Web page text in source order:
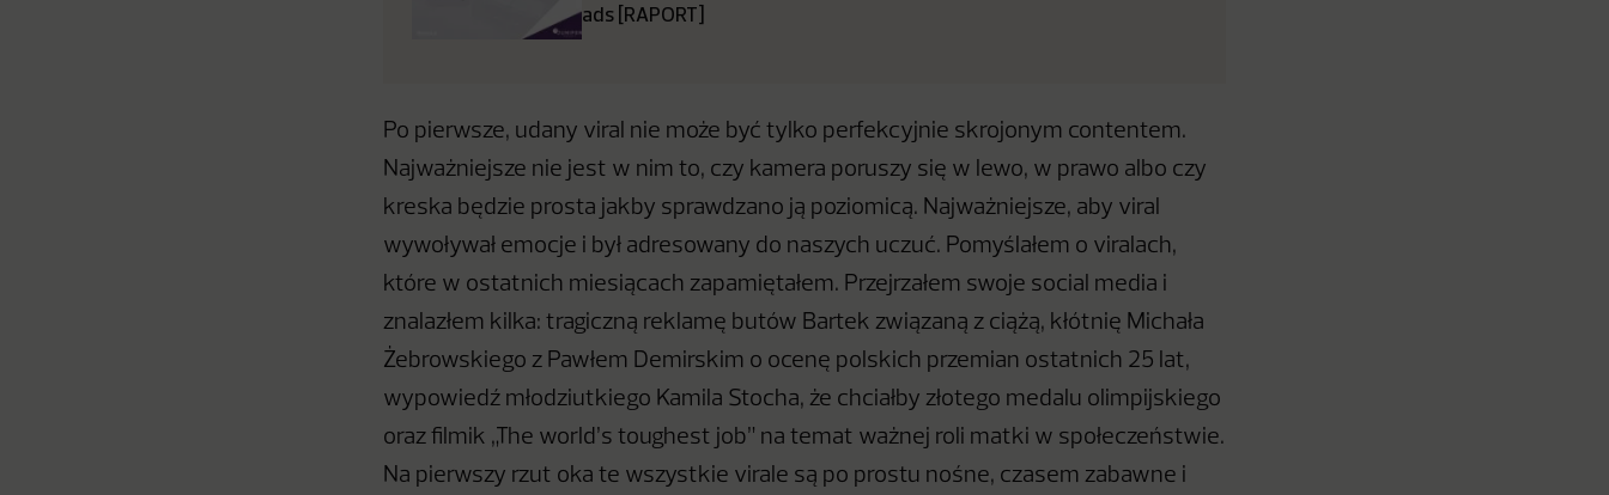
ads [RAPORT]
Po pierwsze, udany viral nie może być tylko perfekcyjnie skrojonym contentem.
Najważniejsze nie jest w nim to, czy kamera poruszy się w lewo, w prawo albo czy
kreska będzie prosta jakby sprawdzano ją poziomicą. Najważniejsze, aby viral
wywoływał emocje i był adresowany do naszych uczuć. Pomyślałem o viralach,
które w ostatnich miesiącach zapamiętałem. Przejrzałem swoje social media i
znalazłem kilka: tragiczną reklamę butów Bartek związaną z ciążą, kłótnię Michała
Żebrowskiego z Pawłem Demirskim o ocenę polskich przemian ostatnich 25 lat,
wypowiedź młodziutkiego Kamila Stocha, że chciałby złotego medalu olimpijskiego
oraz filmik „The world’s toughest job” na temat ważnej roli matki w społeczeństwie.
Na pierwszy rzut oka te wszystkie virale są po prostu nośne, czasem zabawne i